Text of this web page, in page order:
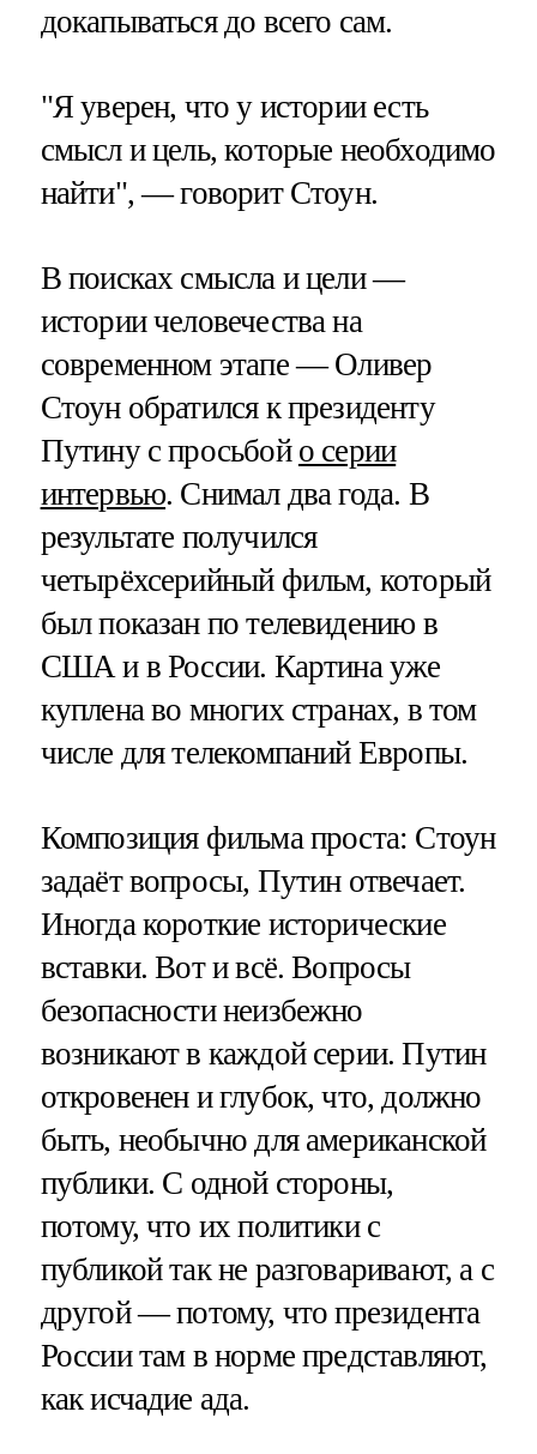
докапываться до всего сам.
"Я уверен, что у истории есть
смысл и цель, которые необходимо
найти", — говорит Стоун.
В поисках смысла и цели —
истории человечества на
современном этапе — Оливер
Стоун обратился к президенту
Путину с просьбой о серии
интервью. Снимал два года. В
результате получился
четырёхсерийный фильм, который
был показан по телевидению в
США и в России. Картина уже
куплена во многих странах, в том
числе для телекомпаний Европы.
Композиция фильма проста: Стоун
задаёт вопросы, Путин отвечает.
Иногда короткие исторические
вставки. Вот и всё. Вопросы
безопасности неизбежно
возникают в каждой серии. Путин
откровенен и глубок, что, должно
быть, необычно для американской
публики. С одной стороны,
потому, что их политики с
публикой так не разговаривают, а с
другой — потому, что президента
России там в норме представляют,
как исчадие ада.